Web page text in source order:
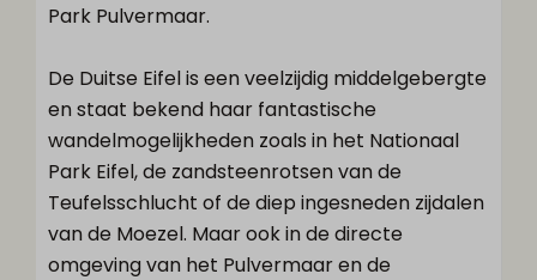
Park Pulvermaar.
De Duitse Eifel is een veelzijdig middelgebergte
en staat bekend haar fantastische
wandelmogelijkheden zoals in het Nationaal
Park Eifel, de zandsteenrotsen van de
Teufelsschlucht of de diep ingesneden zijdalen
van de Moezel. Maar ook in de directe
omgeving van het Pulvermaar en de